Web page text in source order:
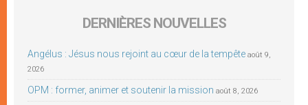
DERNIÈRES NOUVELLES
Angélus : Jésus nous rejoint au cœur de la tempête août 9,
2026
OPM : former, animer et soutenir la mission août 8, 2026